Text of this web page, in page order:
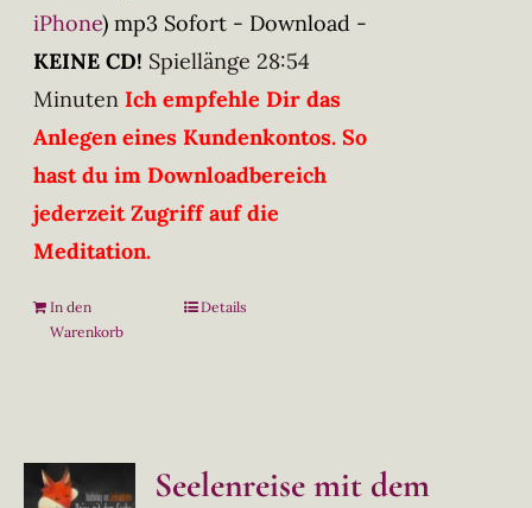
iPhone) mp3 Sofort - Download -
KEINE CD! Spiellänge 28:54
Minuten Ich empfehle Dir das
Anlegen eines Kundenkontos. So
hast du im Downloadbereich
jederzeit Zugriff auf die
Meditation.
In den
Warenkorb
Details
Seelenreise mit dem